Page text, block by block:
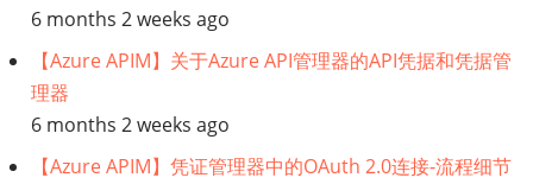
6 months 2 weeks ago
【Azure APIM】关于Azure API管理器的API凭据和凭据管
理器
6 months 2 weeks ago
【Azure APIM】凭证管理器中的OAuth 2.0连接-流程细节